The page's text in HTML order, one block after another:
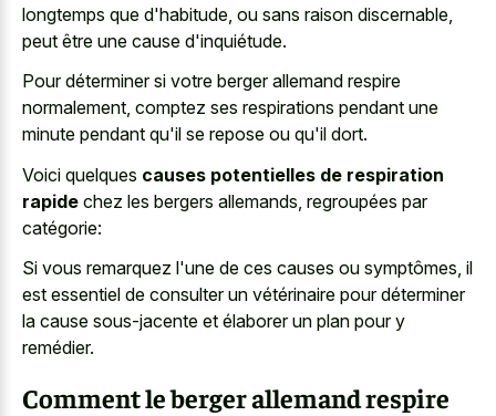
longtemps que d'habitude, ou sans raison discernable,
peut être une cause d'inquiétude.
Pour déterminer si votre berger allemand respire
normalement, comptez ses respirations pendant une
minute pendant qu'il se repose ou qu'il dort.
Voici quelques causes potentielles de respiration
rapide chez les bergers allemands, regroupées par
catégorie:
Si vous remarquez l'une de ces causes ou symptômes, il
est essentiel de consulter un vétérinaire pour déterminer
la cause sous-jacente et élaborer un plan pour y
remédier.
Comment le berger allemand respire